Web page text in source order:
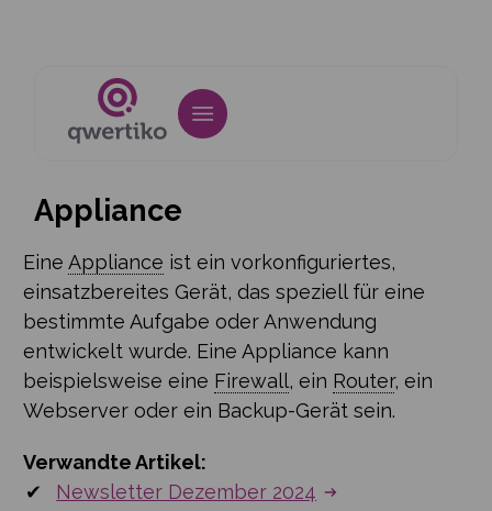
Appliance
EineAppliance ist ein vorkonfiguriertes,
einsatzbereites Gerät, das speziell für eine
bestimmte Aufgabe oder Anwendung
entwickelt wurde. Eine Appliance kann
beispielsweise eine Firewall, ein Router, ein
Webserver oder ein Backup-Gerät sein.
Verwandte Artikel:
Newsletter Dezember 2024